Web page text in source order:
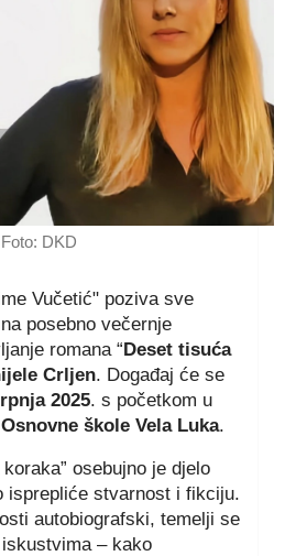
Foto: DKD
Vučetić" poziva sve
posebno večernje
romana “Deset tisuća
Crljen. Događaj će se
2025. s početkom u
škole Vela Luka.
osebujno je djelo
isprepliće stvarnost i fikciju.
autobiografski, temelji se
– kako